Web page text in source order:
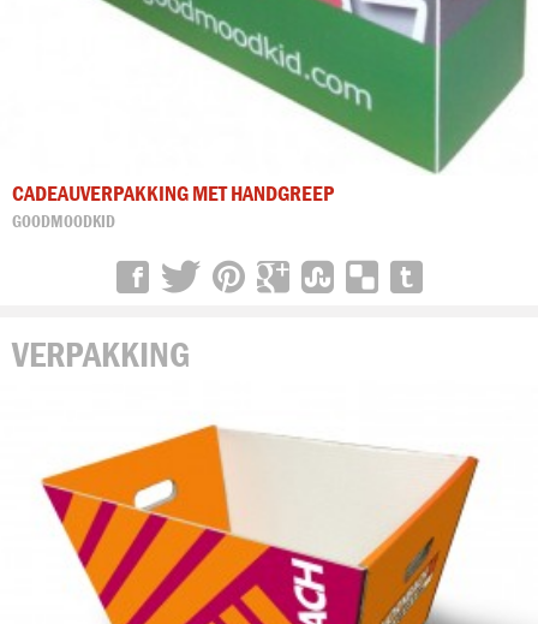
CADEAUVERPAKKING MET HANDGREEP
GOODMOODKID
VERPAKKING